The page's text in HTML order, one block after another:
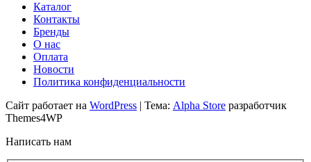
Каталог
Контакты
Бренды
О нас
Оплата
Новости
Политика конфиденциальности
Сайт работает на WordPress | Тема: Alpha Store разработчик
Themes4WP
Написать нам